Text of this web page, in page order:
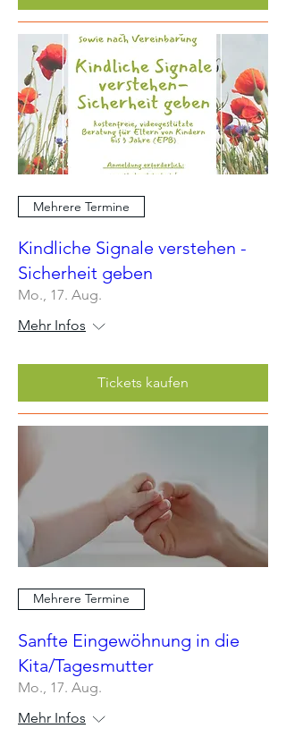
Mehrere Termine
Kindliche Signale verstehen -
Sicherheit geben
Mo., 17. Aug.
Mehr Infos
Tickets kaufen
Mehrere Termine
Sanfte Eingewöhnung in die
Kita/Tagesmutter
Mo., 17. Aug.
Mehr Infos